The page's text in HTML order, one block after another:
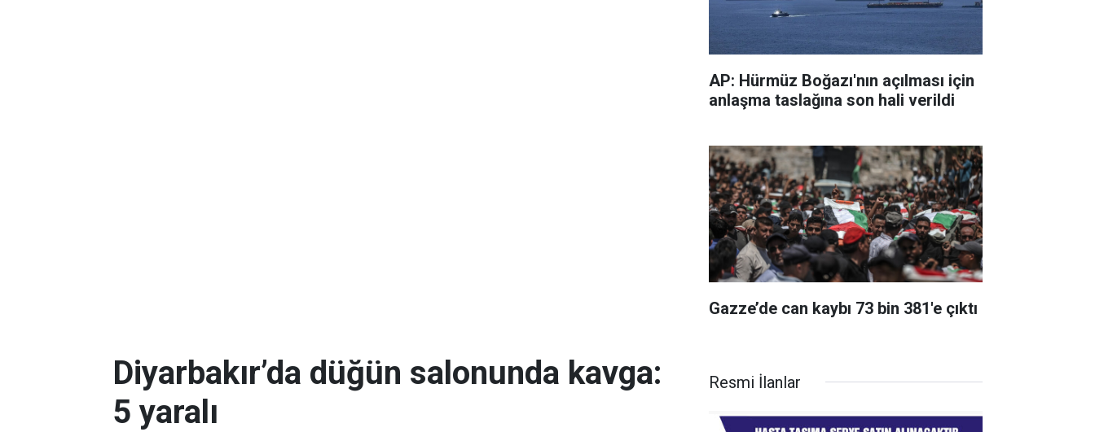
AP: Hürmüz Boğazı'nın açılması için
anlaşma taslağına son hali verildi
Gazze’de can kaybı 73 bin 381'e çıktı
Diyarbakır’da düğün salonunda kavga:
5 yaralı
Resmi İlanlar